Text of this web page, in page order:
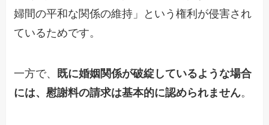
婦間の平和な関係の維持」という権利が侵害され
ているためです。
一方で、
既に婚姻関係が破綻しているような場合
には、慰謝料の請求は基本的に認められません。